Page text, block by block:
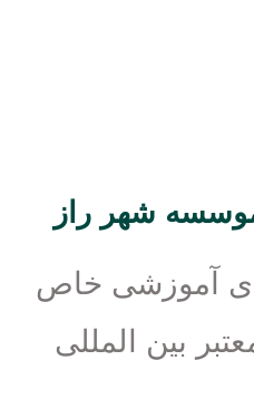
شهر راز
آموزشی خاص
بین المللی